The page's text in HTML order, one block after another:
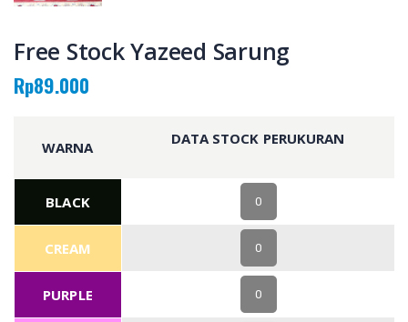
Free Stock Yazeed Sarung
Rp89.000
WARNA DATA STOCK PERUKURAN
BLACK 0
CREAM 0
PURPLE 0